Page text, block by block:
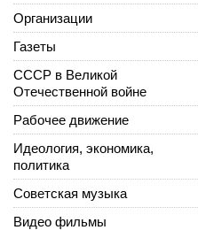
Организации
Газеты
СССР в Великой
Отечественной войне
Рабочее движение
Идеология, экономика,
политика
Советская музыка
Видео фильмы